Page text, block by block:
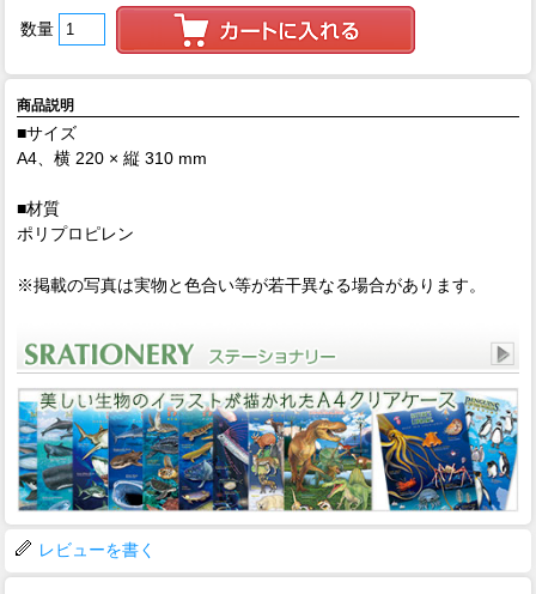
数量
商品説明
■サイズ
A4、横 220 × 縦 310 mm
■材質
ポリプロピレン
※掲載の写真は実物と色合い等が若干異なる場合があります。
レビューを書く